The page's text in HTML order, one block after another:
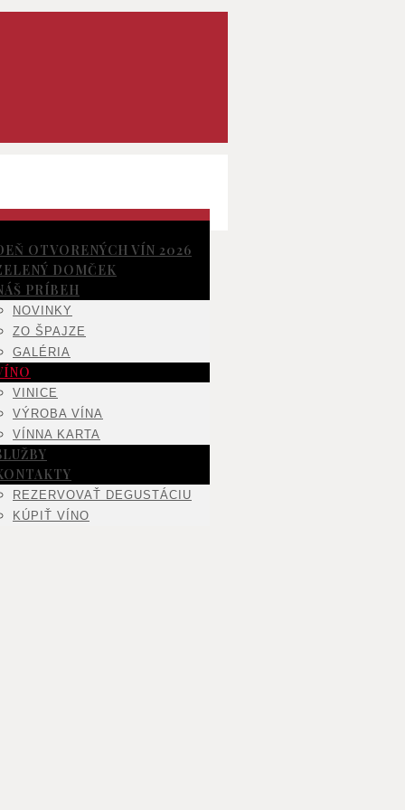
OTVORENÝCH VÍN 2026
DOMČEK
PRÍBEH
NOVINKY
ZO ŠPAJZE
GALÉRIA
VINICE
VÝROBA VÍNA
VÍNNA KARTA
REZERVOVAŤ DEGUSTÁCIU
KÚPIŤ VÍNO